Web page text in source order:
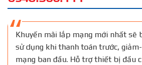
Khuyến mãi lắp mạng mới nhất sẽ
sử dụng khi thanh toán trước,
mạng ban đầu. Hỗ trợ thiết bị đầu